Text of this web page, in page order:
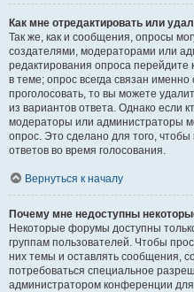
Как мне отредактировать или
Так же, как и сообщения, опросы
создателями, модераторами или
редактирования опроса
в теме; опрос всегда связан
проголосовать, то вы можете
из вариантов ответа. Однако если
модераторы или администраторы
опрос. Это сделано для того,
ответов во время голосования.
Вернуться к началу
Почему мне недоступны
Некоторые форумы доступны
группам пользователей. Чтобы
них темы и оставлять сообщения,
потребоваться специальное
администратором конференции